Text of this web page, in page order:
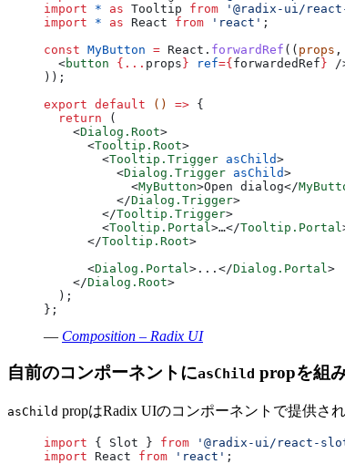
import * as Tooltip from '@radix-ui/
import * as React from 'react' ;
const MyButton = React. forwardRef (( props ,
  <
button {... props} ref={forwardedRef} /
));
export default () => {
  return
(
    <
Dialog.Root>
      <
Tooltip.Root>
        <
Tooltip.Trigger asChild>
          <
Dialog.Trigger asChild>
            <
MyButton>Open dialog</
          </
Dialog.Trigger>
        </
Tooltip.Trigger>
        <
Tooltip.Portal >…</Tooltip.Portal
      </
Tooltip.Root>
      <
Dialog.Portal >...</Dialog.Portal >
    </
Dialog.Root>
  );
};
— Composition – Radix UI
自前のコンポーネントにasChild propを組
asChild propはRadix UIのコンポーネントで提供さ
import { Slot } from '@radix-ui/react-
import React from 'react' ;